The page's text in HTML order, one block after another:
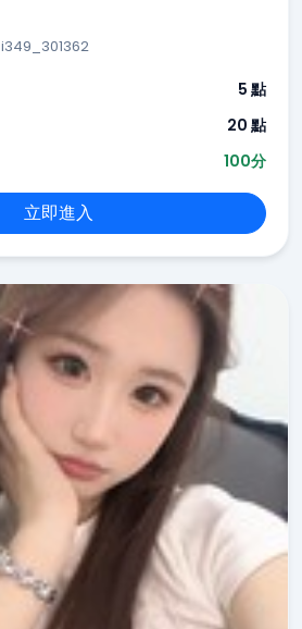
i349_301362
5 點
20 點
100分
立即進入